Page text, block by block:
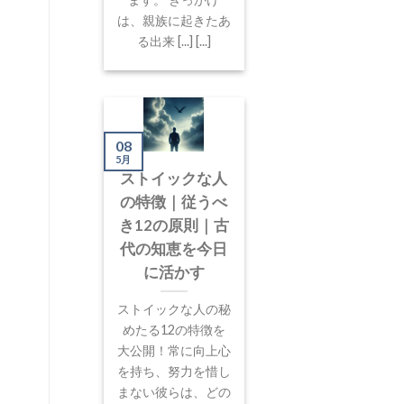
は、親族に起きたあ
る出来 [...] [...]
ストイックな人
の特徴｜従うべ
き12の原則｜古
代の知恵を今日
に活かす
ストイックな人の秘
めたる12の特徴を
大公開！常に向上心
を持ち、努力を惜し
まない彼らは、どの
08
5月